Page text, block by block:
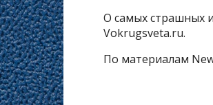
О самых страшных
Vokrugsveta.ru.
По материалам